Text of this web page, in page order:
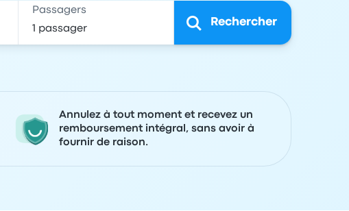
Passagers
Rechercher
Annulez à tout moment et recevez un
remboursement intégral, sans avoir à
fournir de raison.